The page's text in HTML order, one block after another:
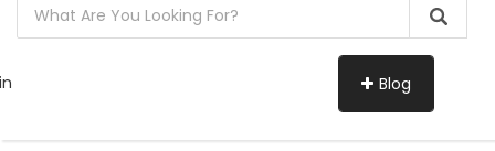
Blog